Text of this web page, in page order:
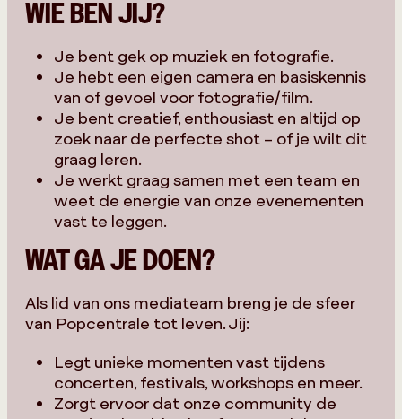
WIE BEN JIJ?
Je bent gek op muziek en fotografie.
Je hebt een eigen camera en basiskennis
van of gevoel voor fotografie/film.
Je bent creatief, enthousiast en altijd op
zoek naar de perfecte shot – of je wilt dit
graag leren.
Je werkt graag samen met een team en
weet de energie van onze evenementen
vast te leggen.
WAT GA JE DOEN?
Als lid van ons mediateam breng je de sfeer
van Popcentrale tot leven. Jij:
Legt unieke momenten vast tijdens
concerten, festivals, workshops en meer.
Zorgt ervoor dat onze community de